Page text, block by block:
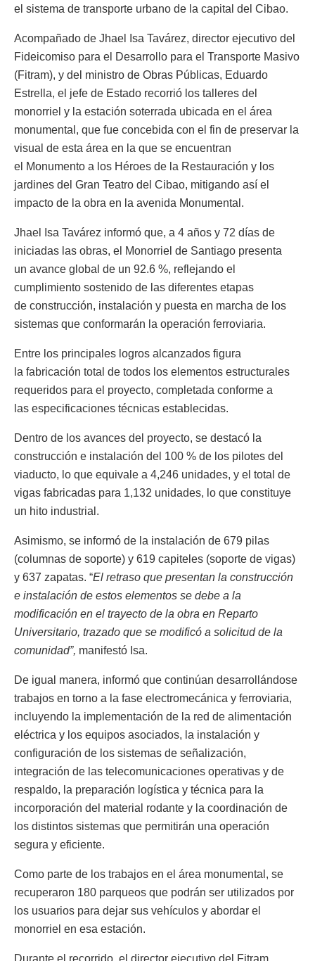
el sistema de transporte urbano de la capital del Cibao.
Acompañado de Jhael Isa Tavárez, director ejecutivo del
Fideicomiso para el Desarrollo para el Transporte Masivo
(Fitram), y del ministro de Obras Públicas, Eduardo
Estrella, el jefe de Estado recorrió los talleres del
monorriel y la estación soterrada ubicada en el área
monumental, que fue concebida con el fin de preservar la
visual de esta área en la que se encuentran
el Monumento a los Héroes de la Restauración y los
jardines del Gran Teatro del Cibao, mitigando así el
impacto de la obra en la avenida Monumental.
Jhael Isa Tavárez informó que, a 4 años y 72 días de
iniciadas las obras, el Monorriel de Santiago presenta
un avance global de un 92.6 %, reflejando el
cumplimiento sostenido de las diferentes etapas
de construcción, instalación y puesta en marcha de los
sistemas que conformarán la operación ferroviaria.
Entre los principales logros alcanzados figura
la fabricación total de todos los elementos estructurales
requeridos para el proyecto, completada conforme a
las especificaciones técnicas establecidas.
Dentro de los avances del proyecto, se destacó la
construcción e instalación del 100 % de los pilotes del
viaducto, lo que equivale a 4,246 unidades, y el total de
vigas fabricadas para 1,132 unidades, lo que constituye
un hito industrial.
Asimismo, se informó de la instalación de 679 pilas
(columnas de soporte) y 619 capiteles (soporte de vigas)
y 637 zapatas. “El retraso que presentan la construcción
e instalación de estos elementos se debe a la
modificación en el trayecto de la obra en Reparto
Universitario, trazado que se modificó a solicitud de la
comunidad”, manifestó Isa.
De igual manera, informó que continúan desarrollándose
trabajos en torno a la fase electromecánica y ferroviaria,
incluyendo la implementación de la red de alimentación
eléctrica y los equipos asociados, la instalación y
configuración de los sistemas de señalización,
integración de las telecomunicaciones operativas y de
respaldo, la preparación logística y técnica para la
incorporación del material rodante y la coordinación de
los distintos sistemas que permitirán una operación
segura y eficiente.
Como parte de los trabajos en el área monumental, se
recuperaron 180 parqueos que podrán ser utilizados por
los usuarios para dejar sus vehículos y abordar el
monorriel en esa estación.
Durante el recorrido, el director ejecutivo del Fitram,